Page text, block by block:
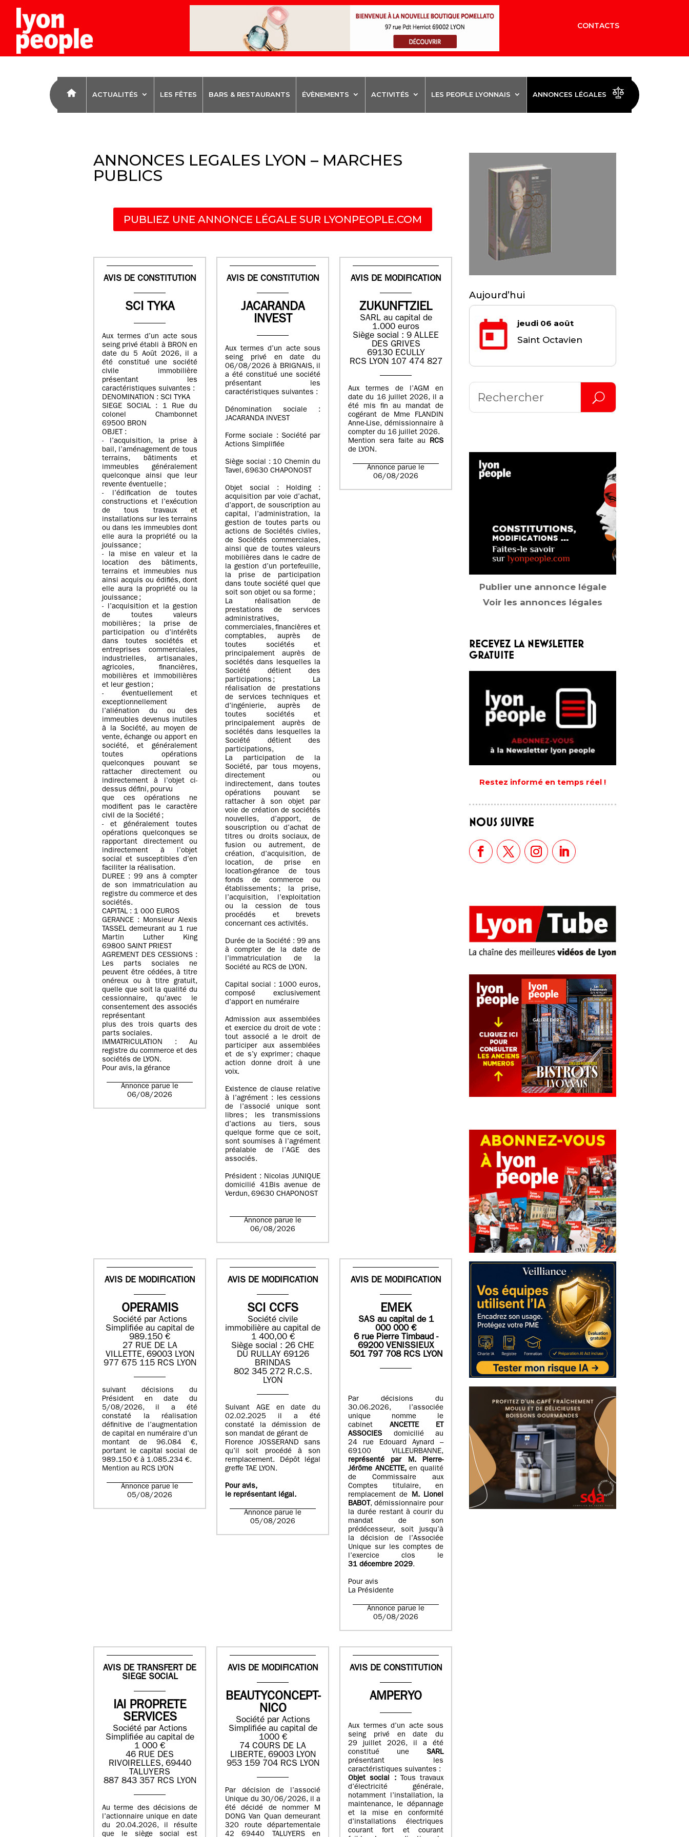
CONTACTS
ACTUALITÉS LES FÊTES BARS & RESTAURANTS ÉVÈNEMENTS ACTIVITÉS LES PEOPLE LYONNAIS ANNONCES LÉGALES
ANNONCES LEGALES LYON – MARCHES
PUBLICS
PUBLIEZ UNE ANNONCE LÉGALE SUR LYONPEOPLE.COM
AVIS DE CONSTITUTION
SCI TYKA
Aux termes d’un acte sous
seing privé établi à BRON en
date du 5 Août 2026, il a
été constitué une société
civile immobilière
présentant les
caractéristiques suivantes :
DENOMINATION : SCI TYKA
SIEGE SOCIAL : 1 Rue du
colonel Chambonnet
69500 BRON
OBJET :
- l’acquisition, la prise à
bail, l’aménagement de tous
terrains, bâtiments et
immeubles généralement
quelconque ainsi que leur
revente éventuelle ;
- l’édification de toutes
constructions et l’exécution
de tous travaux et
installations sur les terrains
ou dans les immeubles dont
elle aura la propriété ou la
jouissance ;
- la mise en valeur et la
location des bâtiments,
terrains et immeubles nus
ainsi acquis ou édifiés, dont
elle aura la propriété ou la
jouissance ;
- l’acquisition et la gestion
de toutes valeurs
mobilières ; la prise de
participation ou d’intérêts
dans toutes sociétés et
entreprises commerciales,
industrielles, artisanales,
agricoles, financières,
mobilières et immobilières
et leur gestion ;
- éventuellement et
exceptionnellement
l’aliénation du ou des
immeubles devenus inutiles
à la Société, au moyen de
vente, échange ou apport en
société, et généralement
toutes opérations
quelconques pouvant se
rattacher directement ou
indirectement à l’objet ci-
dessus défini, pourvu
que ces opérations ne
modifient pas le caractère
civil de la Société ;
- et généralement toutes
opérations quelconques se
rapportant directement ou
indirectement à l’objet
social et susceptibles d’en
faciliter la réalisation.
DUREE : 99 ans à compter
de son immatriculation au
registre du commerce et des
sociétés.
CAPITAL : 1 000 EUROS
GERANCE : Monsieur Alexis
TASSEL demeurant au 1 rue
Martin Luther King
69800 SAINT PRIEST
AGREMENT DES CESSIONS :
Les parts sociales ne
peuvent être cédées, à titre
onéreux ou à titre gratuit,
quelle que soit la qualité du
cessionnaire, qu’avec le
consentement des associés
représentant
plus des trois quarts des
parts sociales.
IMMATRICULATION : Au
registre du commerce et des
sociétés de LYON.
Pour avis, la gérance
Annonce parue le
06/08/2026
AVIS DE CONSTITUTION
JACARANDA
INVEST
Aux termes d’un acte sous
seing privé en date du
06/08/2026 à BRIGNAIS, il
a été constitué une société
présentant les
caractéristiques suivantes :
Dénomination sociale :
JACARANDA INVEST
Forme sociale : Société par
Actions Simplifiée
Siège social : 10 Chemin du
Tavel, 69630 CHAPONOST
Objet social : Holding :
acquisition par voie d’achat,
d’apport, de souscription au
capital, l’administration, la
gestion de toutes parts ou
actions de Sociétés civiles,
de Sociétés commerciales,
ainsi que de toutes valeurs
mobilières dans le cadre de
la gestion d’un portefeuille,
la prise de participation
dans toute société quel que
soit son objet ou sa forme ;
La réalisation de
prestations de services
administratives,
commerciales, financières et
comptables, auprès de
toutes sociétés et
principalement auprès de
sociétés dans lesquelles la
Société détient des
participations ; La
réalisation de prestations
de services techniques et
d’ingénierie, auprès de
toutes sociétés et
principalement auprès de
sociétés dans lesquelles la
Société détient des
participations,
La participation de la
Société, par tous moyens,
directement ou
indirectement, dans toutes
opérations pouvant se
rattacher à son objet par
voie de création de sociétés
nouvelles, d’apport, de
souscription ou d’achat de
titres ou droits sociaux, de
fusion ou autrement, de
création, d’acquisition, de
location, de prise en
location-gérance de tous
fonds de commerce ou
établissements ; la prise,
l’acquisition, l’exploitation
ou la cession de tous
procédés et brevets
concernant ces activités.
Durée de la Société : 99 ans
à compter de la date de
l’immatriculation de la
Société au RCS de LYON.
Capital social : 1000 euros,
composé exclusivement
d’apport en numéraire
Admission aux assemblées
et exercice du droit de vote :
tout associé a le droit de
participer aux assemblées
et de s’y exprimer ; chaque
action donne droit à une
voix.
Existence de clause relative
à l’agrément : les cessions
de l’associé unique sont
libres ; les transmissions
d’actions au tiers, sous
quelque forme que ce soit,
sont soumises à l’agrément
préalable de l’AGE des
associés.
Président : Nicolas JUNIQUE
domicilié 41Bis avenue de
Verdun, 69630 CHAPONOST
Annonce parue le
06/08/2026
AVIS DE MODIFICATION
ZUKUNFTZIEL
SARL au capital de
1.000 euros
Siège social : 9 ALLEE
DES GRIVES
69130 ECULLY
RCS LYON 107 474 827
Aux termes de l’AGM en
date du 16 juillet 2026, il a
été mis fin au mandat de
cogérant de Mme FLANDIN
Anne-Lise, démissionnaire à
compter du 16 juillet 2026.
Mention sera faite au RCS
de LYON.
Annonce parue le
06/08/2026
AVIS DE MODIFICATION
OPERAMIS
Société par Actions
Simplifiée au capital de
989.150 €
27 RUE DE LA
VILLETTE, 69003 LYON
977 675 115 RCS LYON
suivant décisions du
Président en date du
5/08/2026, il a été
constaté la réalisation
définitive de l’augmentation
de capital en numéraire d’un
montant de 96.084 €,
portant le capital social de
989.150 € à 1.085.234 €.
Mention au RCS LYON
Annonce parue le
05/08/2026
AVIS DE MODIFICATION
SCI CCFS
Société civile
immobilière au capital de
1 400,00 €
Siège social : 26 CHE
DU RULLAY 69126
BRINDAS
802 345 272 R.C.S.
LYON
Suivant AGE en date du
02.02.2025 il a été
constaté la démission de
son mandat de gérant de
Florence JOSSERAND sans
qu’il soit procédé à son
remplacement. Dépôt légal
greffe TAE LYON.
Pour avis,
le représentant légal.
Annonce parue le
05/08/2026
AVIS DE MODIFICATION
EMEK
SASau capital de 1
000 000€
6 rue Pierre Timbaud -
69200 VENISSIEUX
501 797 708 RCS LYON
Par décisions du
30.06.2026, l’associée
unique nomme le
cabinet ANCETTE ET
ASSOCIES
domicilié au
24 rue Edouard Aynard –
69100 VILLEURBANNE,
représenté par M.Pierre-
Jérôme ANCETTE, en qualité
de Commissaire aux
Comptes titulaire, en
remplacement de M.Lionel
BABOT, démissionnaire pour
la durée restant à courir du
mandat de son
prédécesseur, soit jusqu’à
la décision de l’Associée
Unique sur les comptes de
l’exercice clos le
31 décembre 2029.
Pour avis
La Présidente
Annonce parue le
05/08/2026
AVIS DE TRANSFERT DE
SIEGE SOCIAL
IAI PROPRETE
SERVICES
Société par Actions
Simplifiée au capital de
1 000 €
46 RUE DES
RIVOIRELLES, 69440
TALUYERS
887 843 357 RCS LYON
Au terme des décisions de
l’actionnaire unique en date
du 20.04.2026, il résulte
que le siège social est
AVIS DE MODIFICATION
BEAUTYCONCEPT-
NICO
Société par Actions
Simplifiée au capital de
1000 €
74 COURS DE LA
LIBERTE, 69003 LYON
953 159 704 RCS LYON
Par décision de l’associé
Unique du 30/06/2026, il a
été décidé de nommer M
DONG Van Quan demeurant
320 route départementale
42 69440 TALUYERS en
AVIS DE CONSTITUTION
AMPERYO
Aux termes d’un acte sous
seing privé en date du
29 juillet 2026, il a été
constitué une SARL
présentant les
caractéristiques suivantes :
Objet social :
Tous travaux
d’électricité générale,
notamment l’installation, la
maintenance, le dépannage
et la mise en conformité
d’installations électriques
courant fort et courant
Aujourd’hui
jeudi 06 août
Saint Octavien
Publier une annonce légale
Voir les annonces légales
RECEVEZ LA NEWSLETTER
GRATUITE
Restez informé en temps réel !
NOUS SUIVRE